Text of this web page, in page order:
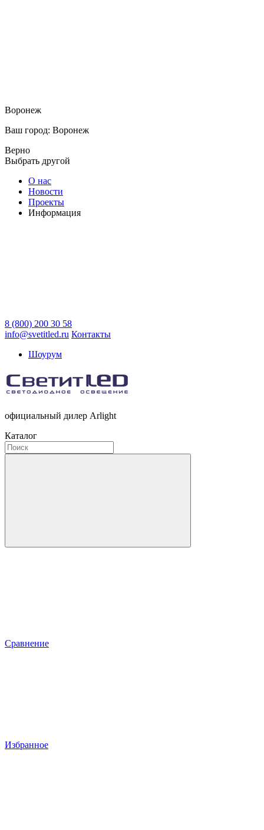
Воронеж
Ваш город: Воронеж
Верно
Выбрать другой
О нас
Новости
Проекты
Информация
8 (800) 200 30 58
info@svetitled.ru Контакты
Шоурум
официальный дилер Arlight
Каталог
Сравнение
Избранное